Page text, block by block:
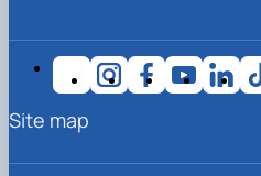
Site map